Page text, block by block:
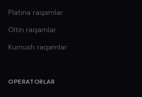
Platina raqamlar
Oltin raqamlar
Kumush raqamlar
OPERATORLAR